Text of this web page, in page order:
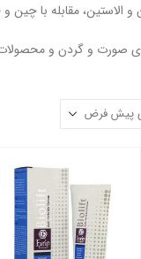
و الاستین، مقابله با
صورت و گردن و